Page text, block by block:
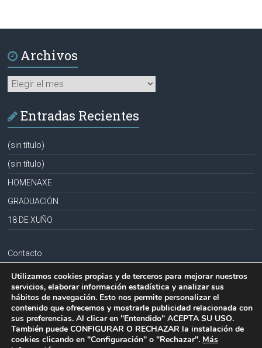
Archivos
Archivos
Entradas Recientes
(sin título)
(sin título)
HOMENAXE
GRADUACIÓN
18 DE XUÑO
Contacto
Aviso legal
Política de privacidad
Política de cookies
Utilizamos cookies propias y de terceros para mejorar nuestros
servicios, elaborar información estadística y analizar sus
hábitos de navegación. Esto nos permite personalizar el
contenido que ofrecemos y mostrarle publicidad relacionada con
sus preferencias. Al clicar en "Entendido" ACEPTA SU USO.
También puede CONFIGURAR O RECHAZAR la instalación de
cookies clicando en "Configuración" o "Rechazar". Más